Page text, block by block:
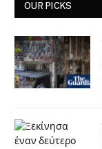
OUR PICKS